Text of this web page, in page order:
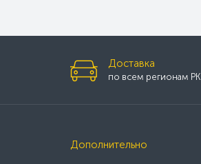
Доставка
по всем регионам РК
Дополнительно